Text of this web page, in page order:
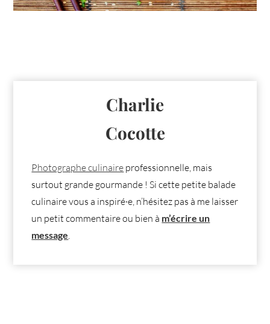
Charlie
Cocotte
Photographe culinaire professionnelle, mais
surtout grande gourmande ! Si cette petite balade
culinaire vous a inspiré·e, n’hésitez pas à me laisser
un petit commentaire ou bien à m’écrire un
message.